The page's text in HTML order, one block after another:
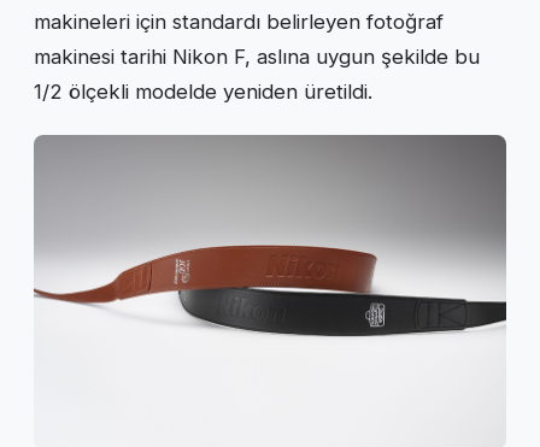
makineleri için standardı belirleyen fotoğraf
makinesi tarihi Nikon F, aslına uygun şekilde bu
1/2 ölçekli modelde yeniden üretildi.